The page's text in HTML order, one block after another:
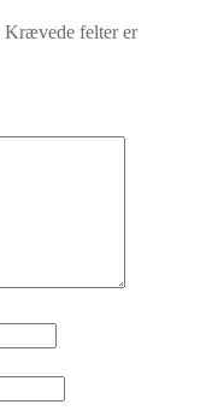
Krævede felter er